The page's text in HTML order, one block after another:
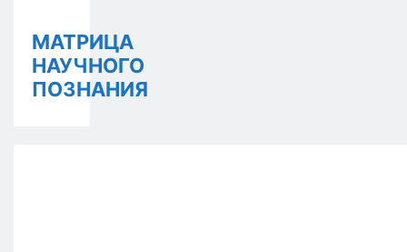
МАТРИЦА
НАУЧНОГО
ПОЗНАНИЯ